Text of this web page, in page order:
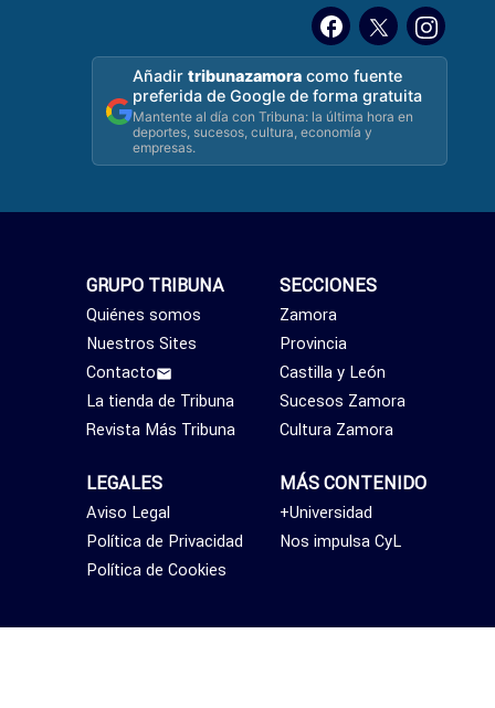
Añadirtribunazamora como fuente
preferida de Google de forma gratuita
Mantente al día con Tribuna: la última hora en
deportes, sucesos, cultura, economía y
empresas.
SECCIONES
Zamora
Provincia
Castilla y León
Sucesos Zamora
Cultura Zamora
MÁS CONTENIDO
+Universidad
Nos impulsa CyL
GRUPO TRIBUNA
Quiénes somos
Nuestros Sites
Contacto
La tienda de Tribuna
Revista Más Tribuna
LEGALES
Aviso Legal
Política de Privacidad
Política de Cookies